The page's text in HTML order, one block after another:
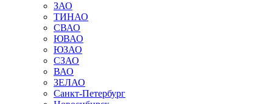
ЗАО
ТИНАО
СВАО
ЮВАО
ЮЗАО
СЗАО
ВАО
ЗЕЛАО
Санкт-Петербург